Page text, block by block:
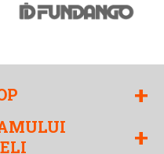
+
+